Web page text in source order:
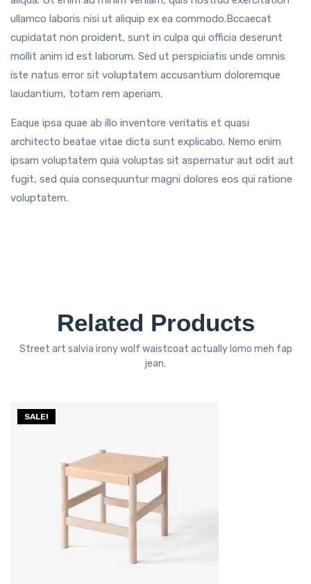
ullamco laboris nisi ut aliquip ex ea commodo.Bccaecat
cupidatat non proident, sunt in culpa qui officia deserunt
mollit anim id est laborum. Sed ut perspiciatis unde omnis
iste natus error sit voluptatem accusantium doloremque
laudantium, totam rem aperiam.
Eaque ipsa quae ab illo inventore veritatis et quasi
architecto beatae vitae dicta sunt explicabo. Nemo enim
ipsam voluptatem quia voluptas sit aspernatur aut odit aut
fugit, sed quia consequuntur magni dolores eos qui ratione
voluptatem.
Related Products
Street art salvia irony wolf waistcoat actually lomo meh fap
jean.
SALE!